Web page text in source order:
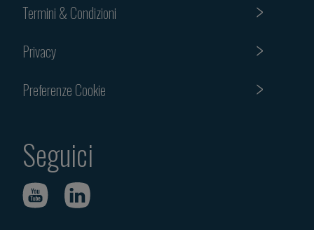
Termini & Condizioni
Privacy
Preferenze Cookie
Seguici